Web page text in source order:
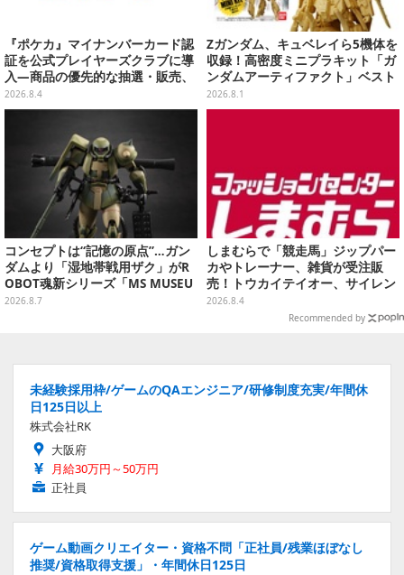
『ポケカ』マイナンバーカード認
証を公式プレイヤーズクラブに導
入―商品の優先的な抽選・販売、
公式大会への参加申し込みに活用
2026.8.4
Zガンダム、キュベレイら5機体を
収録！高密度ミニプラキット「ガ
ンダムアーティファクト」ベスト
セレクションが10月発売
2026.8.1
コンセプトは“記憶の原点”…ガン
ダムより「湿地帯戦用ザク」がR
OBOT魂新シリーズ「MS MUSEU
M」で商品化！博物館イメージの
2026.8.7
しまむらで「競走馬」ジップパー
カやトレーナー、雑貨が受注販
売！トウカイテイオー、サイレン
ススズカなど名馬5頭をデザイン
2026.8.4
Recommended by
未経験採用枠/ゲームのQAエンジニア/研修制度充実/年間休
日125日以上
株式会社RK
大阪府
月給30万円～50万円
正社員
ゲーム動画クリエイター・資格不問「正社員/残業ほぼなし
推奨/資格取得支援」・年間休日125日